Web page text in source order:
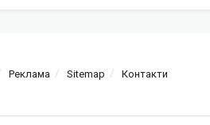
Реклама Sitemap Контакти